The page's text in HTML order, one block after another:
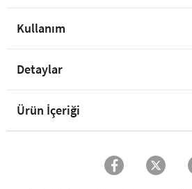
Kullanım
Detaylar
Ürün İçeriği